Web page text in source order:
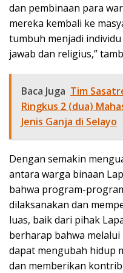
dan pembinaan para
mereka kembali ke
tumbuh menjadi
jawab dan religius,”
Baca Juga Tim
Ringkus 2 (dua)
Jenis Ganja di Selayo
Dengan semakin
antara warga binaan
bahwa program-
dilaksanakan dan
luas, baik dari pihak
berharap bahwa
dapat mengubah hidup
dan memberikan